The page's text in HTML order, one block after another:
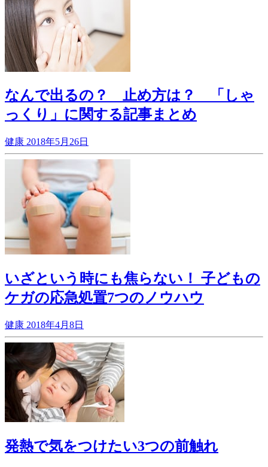
なんで出るの？ 止め方は？ 「しゃ
っくり」に関する記事まとめ
健康 2018年5月26日
いざという時にも焦らない！ 子どもの
ケガの応急処置7つのノウハウ
健康 2018年4月8日
発熱で気をつけたい3つの前触れ